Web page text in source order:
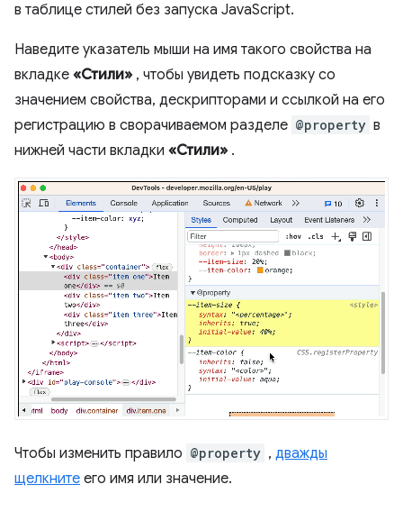
в таблице стилей без запуска JavaScript.
Наведите указатель мыши на имя такого свойства на
вкладке «Стили» , чтобы увидеть подсказку со
значением свойства, дескрипторами и ссылкой на его
регистрацию в сворачиваемом разделе @property в
нижней части вкладки «Стили» .
Чтобы изменить правило @property , дважды
щелкните его имя или значение.